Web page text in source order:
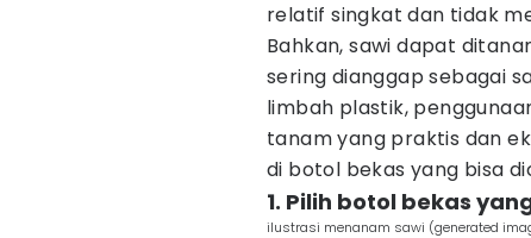
relatif singkat dan tidak
Bahkan, sawi dapat
sering dianggap sebagai
limbah plastik,
tanam yang praktis dan
di botol bekas yang bisa
1. Pilih botol bekas
ilustrasi menanam sawi (generated